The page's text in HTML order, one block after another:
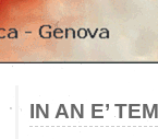
IN AN E’